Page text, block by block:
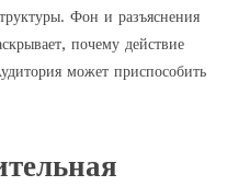
Фон и разъяснения
почему действие
может приспособить